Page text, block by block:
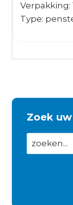
Verpakking:
Type:
Zoek